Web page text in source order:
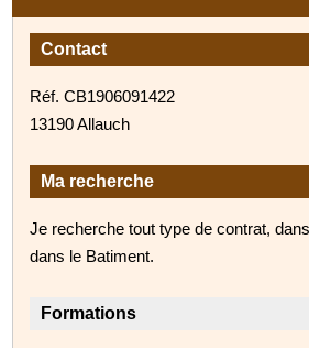
Contact
Réf. CB1906091422
13190 Allauch
Ma recherche
Je recherche tout type de contrat,
dans le Batiment.
Formations